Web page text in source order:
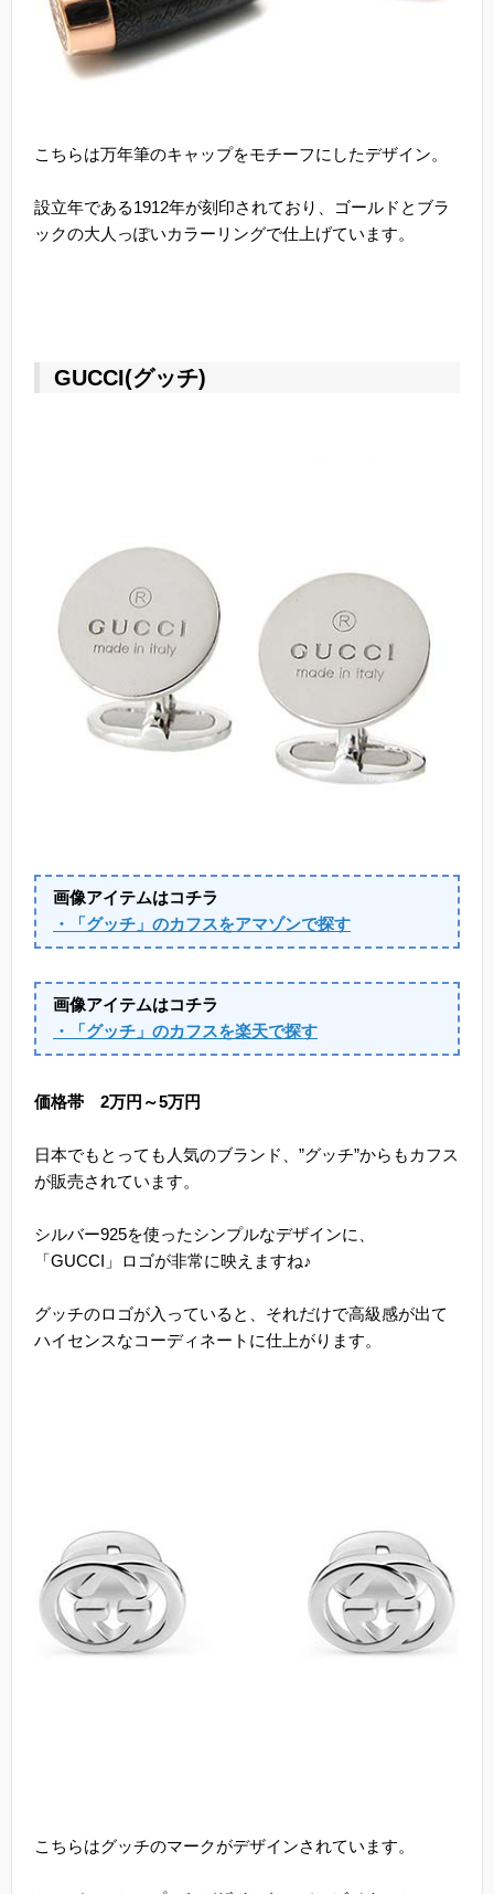
こちらは万年筆のキャップをモチーフにしたデザイン。
設立年である1912年が刻印されており、ゴールドとブラ
ックの大人っぽいカラーリングで仕上げています。
GUCCI(グッチ)
画像アイテムはコチラ
・「グッチ」のカフスをアマゾンで探す
画像アイテムはコチラ
・「グッチ」のカフスを楽天で探す
価格帯 2万円～5万円
日本でもとっても人気のブランド、”グッチ”からもカフス
が販売されています。
シルバー925を使ったシンプルなデザインに、
「GUCCI」ロゴが非常に映えますね♪
グッチのロゴが入っていると、それだけで高級感が出て
ハイセンスなコーディネートに仕上がります。
こちらはグッチのマークがデザインされています。